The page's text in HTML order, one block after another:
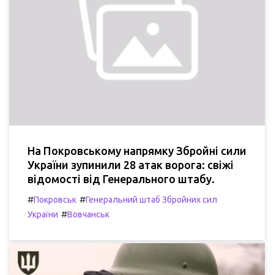
На Покровському напрямку Збройні сили
України зупинили 28 атак ворога: свіжі
відомості від Генерального штабу.
#Покровськ #Генеральний штаб Збройних сил
України #Вовчанськ